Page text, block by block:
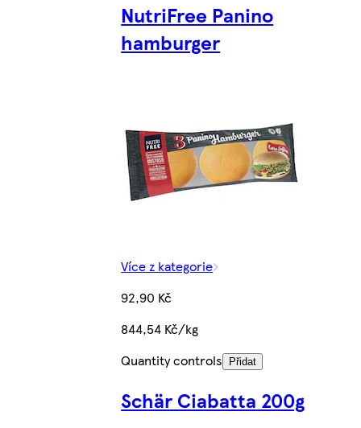
NutriFree Panino
hamburger
Více z kategorie
92,90 Kč
844,54 Kč/kg
Quantity controls
Přidat
Schär Ciabatta 200g